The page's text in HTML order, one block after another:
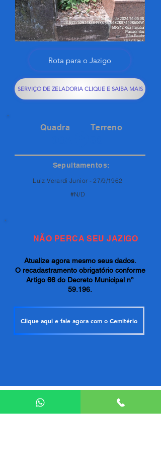
Rota para o Jazigo
SERVIÇO DE ZELADORIA CLIQUE E SAIBA MAIS
Quadra Terreno
Sepultamentos:
Luiz Verardi Junior - 27/9/1962
#N/D
NÃO PERCA SEU JAZIGO
Atualize agora mesmo seus dados.
O recadastramento obrigatório conforme
Artigo 66 do Decreto Municipal n°
59.196.
Clique aqui e fale agora com o Cemitério